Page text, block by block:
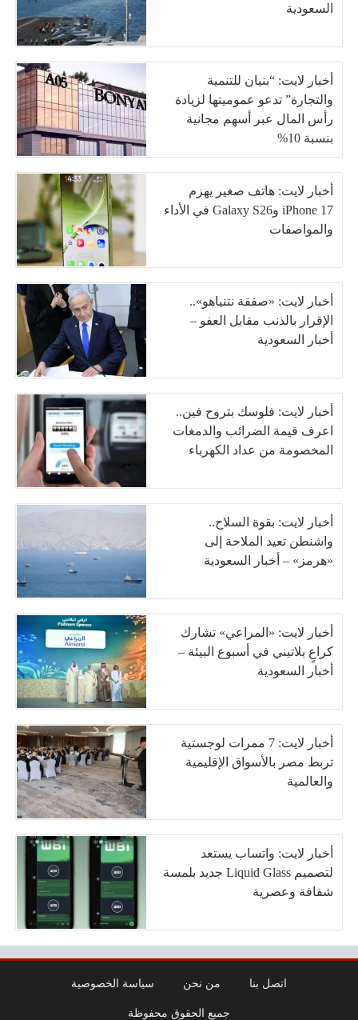
السعودية
أخبار لايت: “بنيان للتنمية
والتجارة” تدعو عموميتها لزيادة
رأس المال عبر أسهم مجانية
بنسبة 10%
أخبار لايت: هاتف صغير يهزم
iPhone 17 وGalaxy S26 في الأداء
والمواصفات
أخبار لايت: «صفقة نتنياهو»..
الإقرار بالذنب مقابل العفو –
أخبار السعودية
أخبار لايت: فلوسك بتروح فين..
اعرف قيمة الضرائب والدمغات
المخصومة من عداد الكهرباء
أخبار لايت: بقوة السلاح..
واشنطن تعيد الملاحة إلى
«هرمز» – أخبار السعودية
أخبار لايت: «المراعي» تشارك
كراعٍ بلاتيني في أسبوع البيئة –
أخبار السعودية
أخبار لايت: 7 ممرات لوجستية
تربط مصر بالأسواق الإقليمية
والعالمية
أخبار لايت: واتساب يستعد
لتصميم Liquid Glass جديد بلمسة
شفافة وعصرية
اتصل بنا من نحن سياسة الخصوصية
جميع الحقوق محفوظة